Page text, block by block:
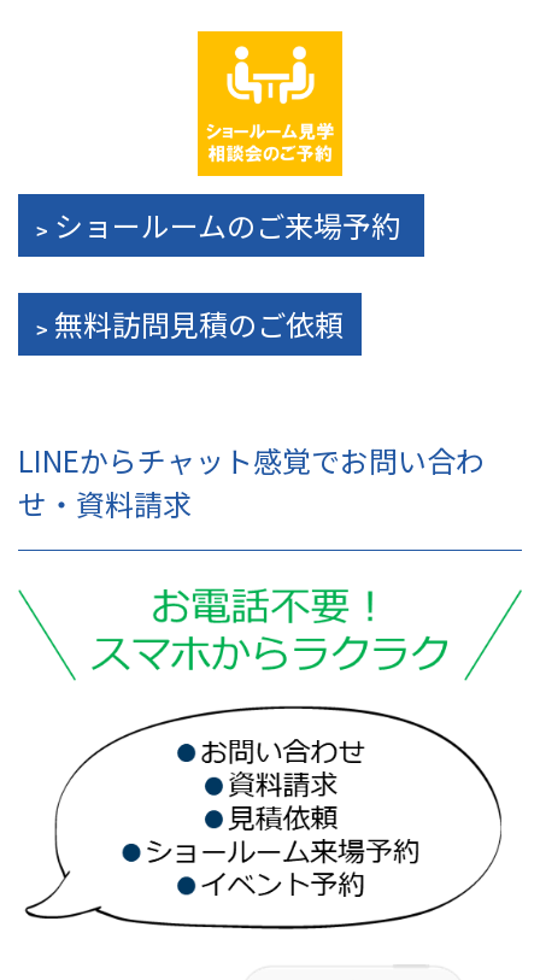
ショールームのご来場予約
無料訪問見積のご依頼
LINEからチャット感覚でお問い合わ
せ・資料請求